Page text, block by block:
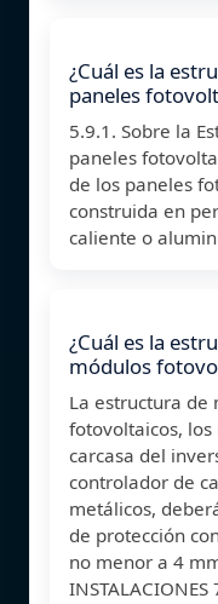
¿Cuál es la
paneles
5.9.1. Sobre la
paneles
de los paneles
construida en
caliente o
¿Cuál es la
módulos
La estructura de
fotovoltaicos,
carcasa del
controlador de
metálicos,
de protección
no menor a 4
INSTALACIONES